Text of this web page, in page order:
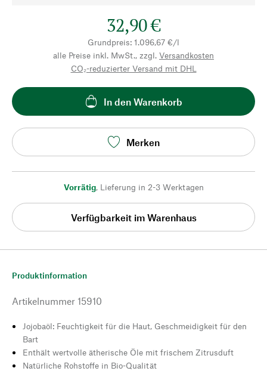
32,90 €
Grundpreis: 1.096,67 €/l
alle Preise inkl. MwSt., zzgl. Versandkosten
CO₂-reduzierter Versand mit DHL
In den Warenkorb
Merken
Vorrätig, Lieferung in 2-3 Werktagen
Verfügbarkeit im Warenhaus
Produktinformation
Artikelnummer 15910
Jojobaöl: Feuchtigkeit für die Haut, Geschmeidigkeit für den
Bart
Enthält wertvolle ätherische Öle mit frischem Zitrusduft
Natürliche Rohstoffe in Bio-Qualität